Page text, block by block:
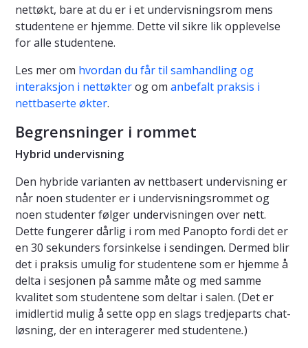
nettøkt, bare at du er i et undervisningsrom mens
studentene er hjemme. Dette vil sikre lik opplevelse
for alle studentene.
Les mer om hvordan du får til samhandling og
interaksjon i nettøkterog om anbefalt praksis i
nettbaserte økter.
Begrensninger i rommet
Hybrid undervisning
Den hybride varianten av nettbasert undervisning er
når noen studenter er i undervisningsrommet og
noen studenter følger undervisningen over nett.
Dette fungerer dårlig i rom med Panopto fordi det er
en 30 sekunders forsinkelse i sendingen. Dermed blir
det i praksis umulig for studentene som er hjemme å
delta i sesjonen på samme måte og med samme
kvalitet som studentene som deltar i salen. (Det er
imidlertid mulig å sette opp en slags tredjeparts chat-
løsning, der en interagerer med studentene.)